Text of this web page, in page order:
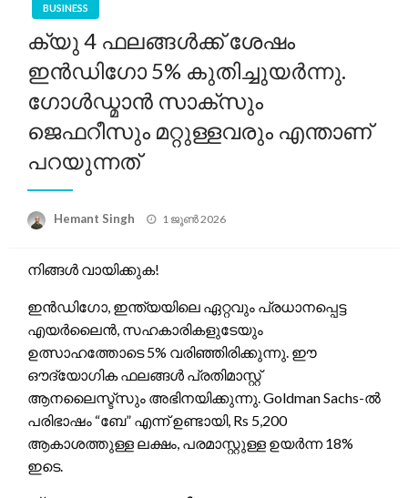
BUSINESS
ക്യു 4 ഫലങ്ങൾക്ക് ശേഷം
ഇൻഡിഗോ 5% കുതിച്ചുയർന്നു.
ഗോൾഡ്മാൻ സാക്സും
ജെഫറീസും മറ്റുള്ളവരും എന്താണ്
പറയുന്നത്
Hemant Singh
Posted
1 ജൂൺ 2026
നിങ്ങൾ വായിക്കുക!
ഇൻഡിഗോ, ഇന്ത്യയിലെ ഏറ്റവും പ്രധാനപ്പെട്ട
എയർലൈൻ, സഹകാരികളുടേയും
ഉത്സാഹത്തോടെ 5% വരിഞ്ഞിരിക്കുന്നു. ഈ
ഔദ്യോഗിക ഫലങ്ങൾ പ്രതിമാസ്റ്റ്
ആനലൈസ്ട്സും അഭിനയിക്കുന്നു. Goldman Sachs-ൽ
പരിഭാഷം “ബേ” എന്ന് ഉണ്ടായി, Rs 5,200
ആകാശത്തുള്ള ലക്ഷം, പരമാസ്റ്റുള്ള ഉയര്‍ന്ന 18%
ഇടെ.